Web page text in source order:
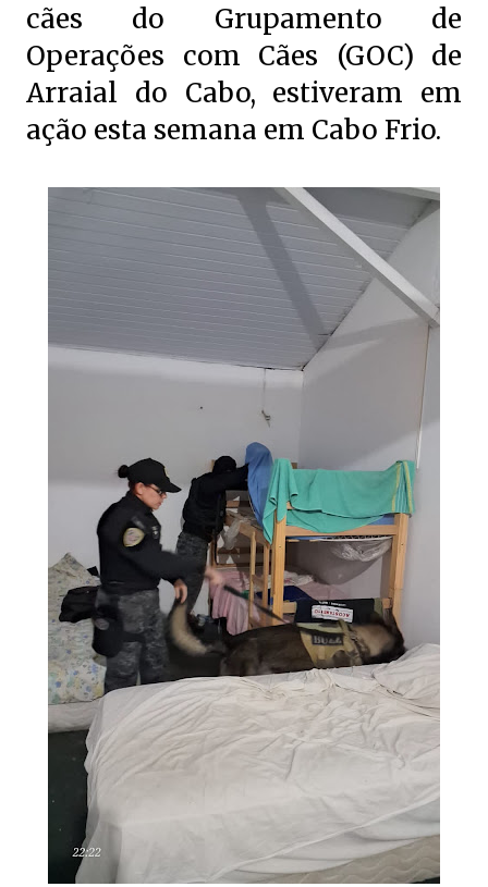
cães do Grupamento de
Operações com Cães (GOC) de
Arraial do Cabo, estiveram em
ação esta semana em Cabo Frio.